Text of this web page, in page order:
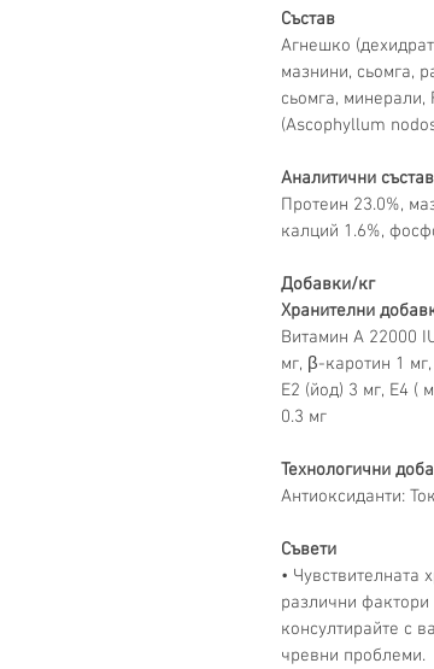
Състав
Агнешко
мазнини, сьомга,
сьомга, минерали,
(Ascophyllum
Аналитични
Протеин 23.0%,
калций 1.6%,
Добавки/кг
Хранителни
Витамин А 22000
мг, β-каротин 1
E2 (йод) 3 мг, E4 (
0.3 мг
Технологични
Антиоксиданти:
Съвети
•
различни фактори
консултирайте с
чревни проблеми.